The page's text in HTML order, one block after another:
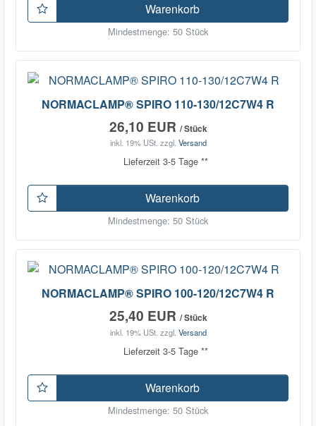
Warenkorb
Mindestmenge: 50 Stück
NORMACLAMP® SPIRO 110-130/12C7W4 R
26,10 EUR / Stück
inkl. 19% USt. zzgl. Versand
Lieferzeit 3-5 Tage **
Warenkorb
Mindestmenge: 50 Stück
NORMACLAMP® SPIRO 100-120/12C7W4 R
25,40 EUR / Stück
inkl. 19% USt. zzgl. Versand
Lieferzeit 3-5 Tage **
Warenkorb
Mindestmenge: 50 Stück